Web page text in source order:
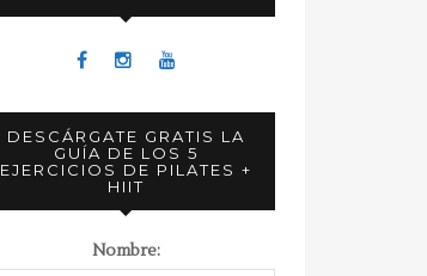
DESCÁRGATE GRATIS LA
GUÍA DE LOS 5
EJERCICIOS DE PILATES +
HIIT
Nombre: